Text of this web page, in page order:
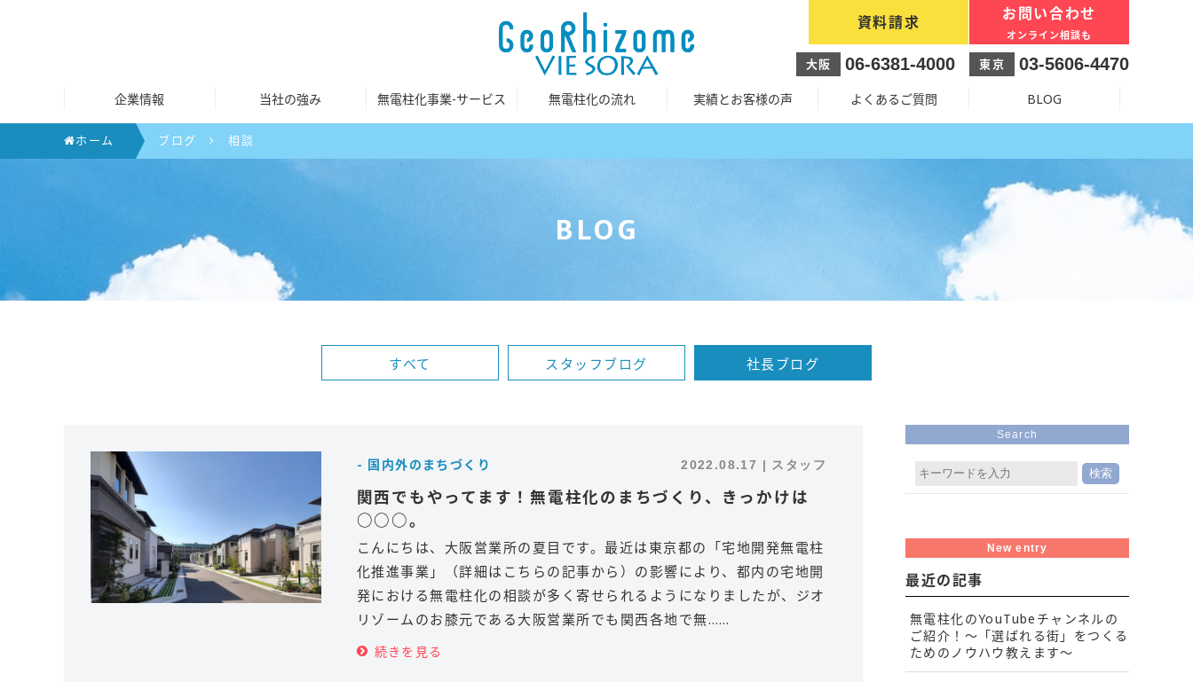
資料請求 お問い合わせ
オンライン相談も
大阪 06-6381-4000 東京 03-5606-4470
企業情報 当社の強み 無電柱化事業-サービス 無電柱化の流れ 実績とお客様の声 よくあるご質問 BLOG
ホーム ブログ 相談
BLOG
すべて スタッフブログ 社長ブログ
- 国内外のまちづくり 2022.08.17 | スタッフ
関西でもやってます！無電柱化のまちづくり、きっかけは
○○○。
こんにちは、大阪営業所の夏目です。最近は東京都の「宅地開発無電柱
化推進事業」（詳細はこちらの記事から）の影響により、都内の宅地開
発における無電柱化の相談が多く寄せられるようになりましたが、ジオ
リゾームのお膝元である大阪営業所でも関西各地で無……
続きを見る
Search
New entry
最近の記事
無電柱化のYouTubeチャンネルの
ご紹介！～「選ばれる街」をつくる
ためのノウハウ教えます～